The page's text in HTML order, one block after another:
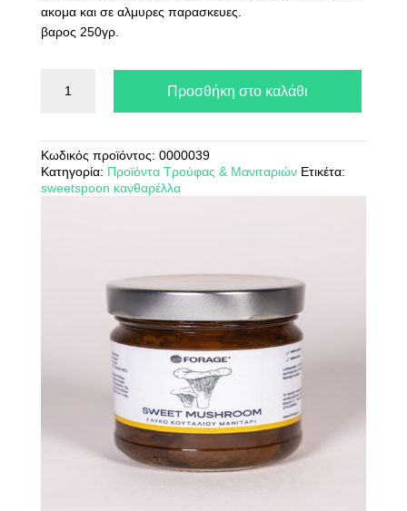
ακομα και σε αλμυρες παρασκευες.
βαρος 250γρ.
250gr
ποσότητα
Προσθήκη στο καλάθι
Κωδικός προϊόντος: 0000039
Κατηγορία: Προϊόντα Τρούφας & Μανιταριών Ετικέτα:
sweetspoon κανθαρέλλα